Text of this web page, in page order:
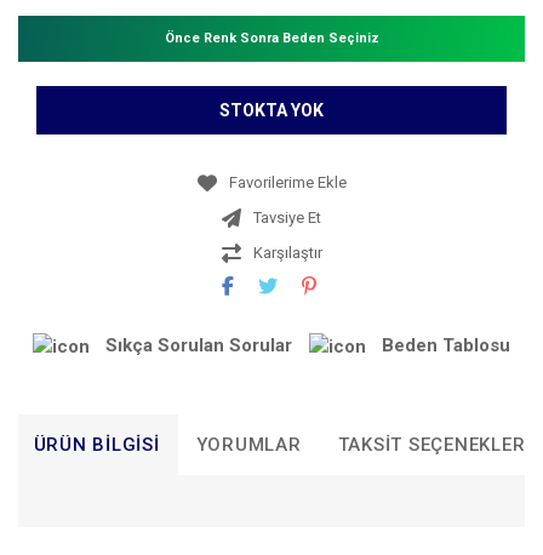
Önce Renk Sonra Beden Seçiniz
STOKTA YOK
Tavsiye Et
Karşılaştır
Sıkça Sorulan Sorular Beden Tablosu
ÜRÜN BILGISI YORUMLAR TAKSIT SEÇENEKLERI